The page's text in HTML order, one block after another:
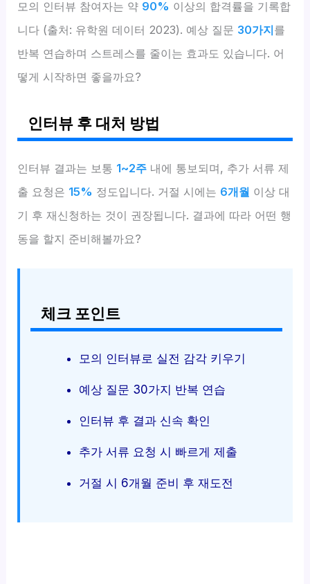
모의 인터뷰 참여자는 약 90% 이상의 합격률을 기록합
니다 (출처: 유학원 데이터 2023). 예상 질문 30가지를
반복 연습하며 스트레스를 줄이는 효과도 있습니다. 어
떻게 시작하면 좋을까요?
인터뷰 후 대처 방법
인터뷰 결과는 보통 1~2주 내에 통보되며, 추가 서류 제
출 요청은 15% 정도입니다. 거절 시에는 6개월 이상 대
기 후 재신청하는 것이 권장됩니다. 결과에 따라 어떤 행
동을 할지 준비해볼까요?
체크 포인트
모의 인터뷰로 실전 감각 키우기
예상 질문 30가지 반복 연습
인터뷰 후 결과 신속 확인
추가 서류 요청 시 빠르게 제출
거절 시 6개월 준비 후 재도전